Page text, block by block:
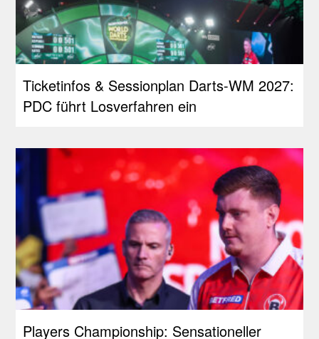
Ticketinfos & Sessionplan Darts-WM 2027:
PDC führt Losverfahren ein
Players Championship: Sensationeller